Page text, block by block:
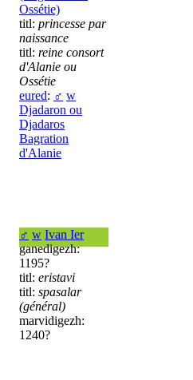
Ossétie)
titl: princesse par
naissance
titl: reine consort
d'Alanie ou
Ossétie
eured: ♂ w
Djadaron ou
Djadaros
Bagration
d'Alanie
♂ w Ivan Ier
ganedigezh:
1195?
titl: eristavi
titl: spasalar
(général)
marvidigezh:
1240?